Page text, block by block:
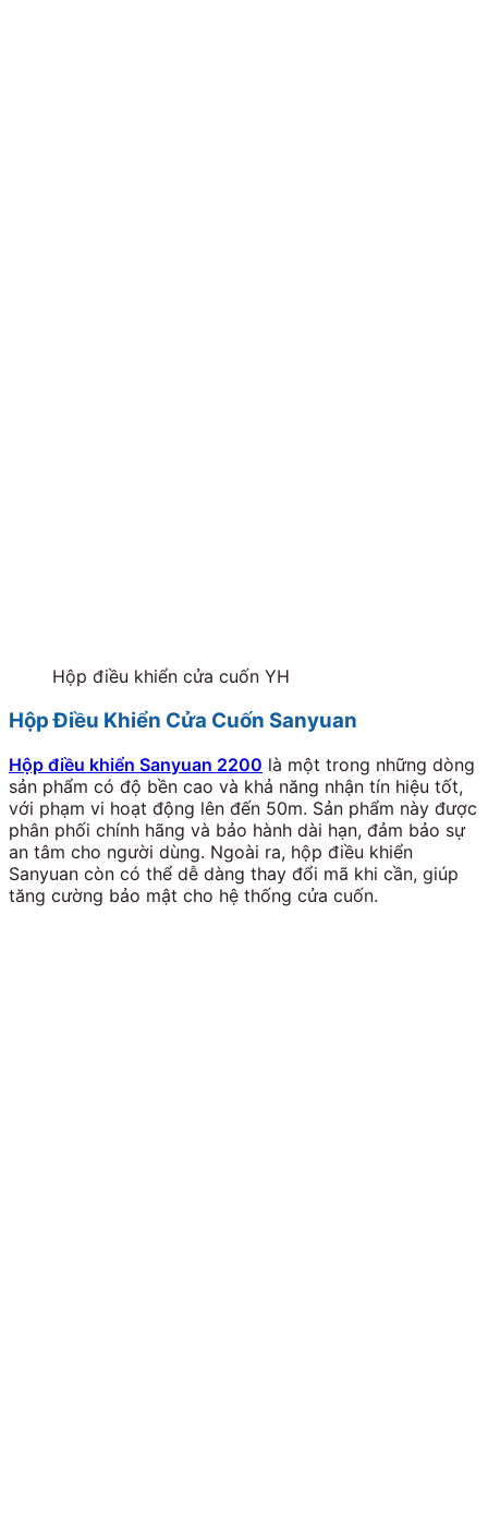
Hộp điều khiển cửa cuốn YH
Hộp Điều Khiển Cửa Cuốn Sanyuan
Hộp điều khiển Sanyuan 2200 là một trong những dòng
sản phẩm có độ bền cao và khả năng nhận tín hiệu tốt,
với phạm vi hoạt động lên đến 50m. Sản phẩm này được
phân phối chính hãng và bảo hành dài hạn, đảm bảo sự
an tâm cho người dùng. Ngoài ra, hộp điều khiển
Sanyuan còn có thể dễ dàng thay đổi mã khi cần, giúp
tăng cường bảo mật cho hệ thống cửa cuốn.